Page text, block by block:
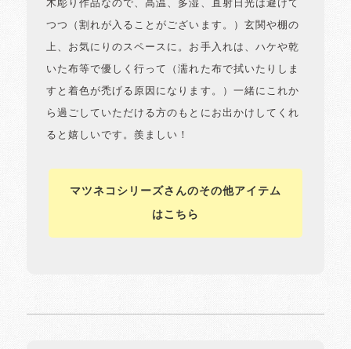
木彫り作品なので、高温、多湿、直射日光は避けて
つつ（割れが入ることがございます。）玄関や棚の
上、お気にりのスペースに。お手入れは、ハケや乾
いた布等で優しく行って（濡れた布で拭いたりしま
すと着色が禿げる原因になります。）一緒にこれか
ら過ごしていただける方のもとにお出かけしてくれ
ると嬉しいです。羨ましい！
マツネコシリーズさんのその他アイテム
はこちら